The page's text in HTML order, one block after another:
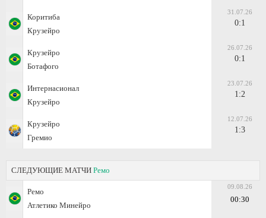
Коритиба
Крузейро
31.07.26
0:1
Крузейро
Ботафого
26.07.26
0:1
Интернасионал
Крузейро
23.07.26
1:2
Крузейро
Гремио
12.07.26
1:3
СЛЕДУЮЩИЕ МАТЧИ Ремо
Ремо
Атлетико Минейро
09.08.26
00:30